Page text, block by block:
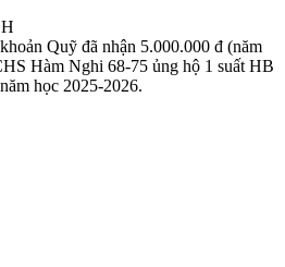
Quỹ đã nhận 5.000.000 đ (năm
Hàm Nghi 68-75 ủng hộ 1 suất HB
học 2025-2026.